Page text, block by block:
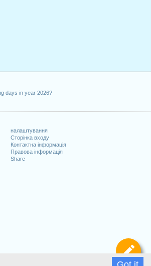
days in year 2026?
налаштування
Сторінка входу
Контактна інформація
Правова інформація
Share